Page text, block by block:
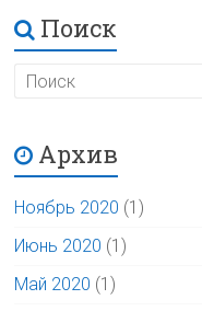
Поиск
Архив
Ноябрь 2020 (1)
Июнь 2020 (1)
Май 2020 (1)